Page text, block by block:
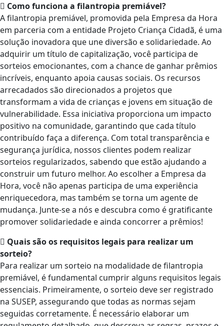
Como funciona a filantropia premiável?
A filantropia premiável, promovida pela Empresa da Hora
em parceria com a entidade Projeto Criança Cidadã, é uma
solução inovadora que une diversão e solidariedade. Ao
adquirir um título de capitalização, você participa de
sorteios emocionantes, com a chance de ganhar prêmios
incríveis, enquanto apoia causas sociais. Os recursos
arrecadados são direcionados a projetos que
transformam a vida de crianças e jovens em situação de
vulnerabilidade. Essa iniciativa proporciona um impacto
positivo na comunidade, garantindo que cada título
contribuído faça a diferença. Com total transparência e
segurança jurídica, nossos clientes podem realizar
sorteios regularizados, sabendo que estão ajudando a
construir um futuro melhor. Ao escolher a Empresa da
Hora, você não apenas participa de uma experiência
enriquecedora, mas também se torna um agente de
mudança. Junte-se a nós e descubra como é gratificante
promover solidariedade e ainda concorrer a prêmios!
Quais são os requisitos legais para realizar um
sorteio?
Para realizar um sorteio na modalidade de filantropia
premiável, é fundamental cumprir alguns requisitos legais
essenciais. Primeiramente, o sorteio deve ser registrado
na SUSEP, assegurando que todas as normas sejam
seguidas corretamente. É necessário elaborar um